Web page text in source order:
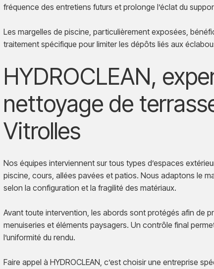
fréquence des entretiens futurs et prolonge l’éclat du
Les margelles de piscine, particulièrement exposées,
traitement spécifique pour limiter les dépôts liés aux
HYDROCLEAN,
nettoyage de
Vitrolles
Nos équipes interviennent sur tous types d’espaces
piscine, cours, allées pavées et patios. Nous adaptons le
selon la configuration et la fragilité des matériaux.
Avant toute intervention, les abords sont protégés afin de
menuiseries et éléments paysagers. Un contrôle final
l’uniformité du rendu.
Faire appel à HYDROCLEAN, c’est choisir une entreprise